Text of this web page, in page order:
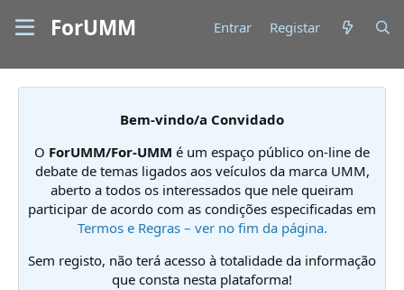
ForUMM Entrar Registar
Bem-vindo/a Convidado
O ForUMM/For-UMM é um espaço público on-line de
debate de temas ligados aos veículos da marca UMM,
aberto a todos os interessados que nele queiram
participar de acordo com as condições especificadas em
Termos e Regras – ver no fim da página.
Sem registo, não terá acesso à totalidade da informação
que consta nesta plataforma!